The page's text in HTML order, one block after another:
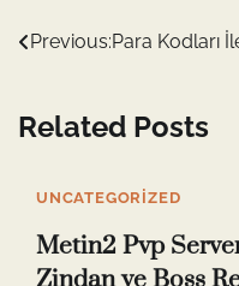
Yazı
Previous:Para Kodları
Related Posts
UNCATEGORIZED
Metin2 Pvp
Zindan ve Boss